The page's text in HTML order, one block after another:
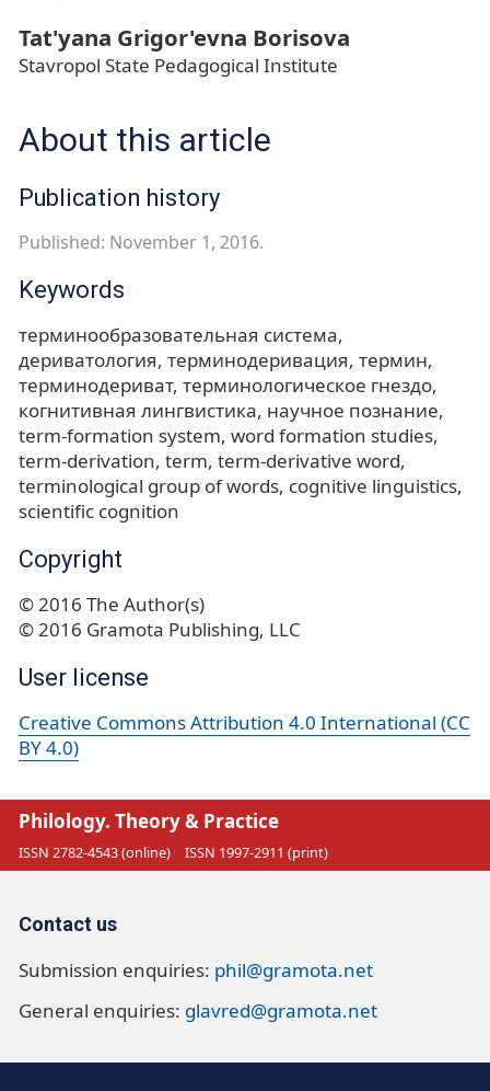
Tat'yana Grigor'evna Borisova
Stavropol State Pedagogical Institute
About this article
Publication history
Published: November 1, 2016.
Keywords
терминообразовательная система
дериватология терминодеривация термин
терминодериват терминологическое гнездо
когнитивная лингвистика научное познание
term-formation system word formation studies
term-derivation term term-derivative word
terminological group of words cognitive linguistics
scientific cognition
Copyright
© 2016 The Author(s)
© 2016 Gramota Publishing, LLC
User license
Creative Commons Attribution 4.0 International (CC
BY 4.0)
Philology. Theory & Practice
ISSN 2782-4543 (online) ISSN 1997-2911 (print)
Contact us
Submission enquiries: phil@gramota.net
General enquiries: glavred@gramota.net